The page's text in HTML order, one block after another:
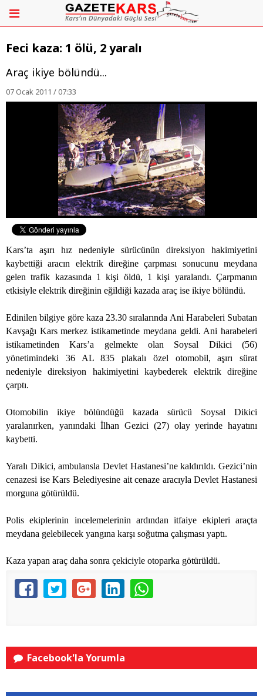
Feci kaza: 1 ölü, 2 yaralı
Araç ikiye bölündü...
07 Ocak 2011 / 07:33
Kars’ta aşırı hız nedeniyle sürücünün direksiyon hakimiyetini
kaybettiği aracın elektrik direğine çarpması sonucunu meydana
gelen trafik kazasında 1 kişi öldü, 1 kişi yaralandı. Çarpmanın
etkisiyle elektrik direğinin eğildiği kazada araç ise ikiye bölündü.
Edinilen bilgiye göre kaza 23.30 sıralarında Ani Harabeleri Subatan
Kavşağı Kars merkez istikametinde meydana geldi. Ani harabeleri
istikametinden Kars’a gelmekte olan Soysal Dikici (56)
yönetimindeki 36 AL 835 plakalı özel otomobil, aşırı sürat
nedeniyle direksiyon hakimiyetini kaybederek elektrik direğine
çarptı.
Otomobilin ikiye bölündüğü kazada sürücü Soysal Dikici
yaralanırken, yanındaki İlhan Gezici (27) olay yerinde hayatını
kaybetti.
Yaralı Dikici, ambulansla Devlet Hastanesi’ne kaldırıldı. Gezici’nin
cenazesi ise Kars Belediyesine ait cenaze aracıyla Devlet Hastanesi
morguna götürüldü.
Polis ekiplerinin incelemelerinin ardından itfaiye ekipleri araçta
meydana gelebilecek yangına karşı soğutma çalışması yaptı.
Kaza yapan araç daha sonra çekiciyle otoparka götürüldü.
Facebook'la Yorumla